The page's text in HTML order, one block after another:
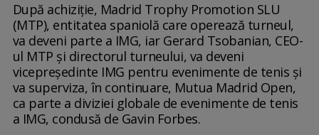
După achiziție, Madrid Trophy Promotion SLU
(MTP), entitatea spaniolă care operează turneul,
va deveni parte a IMG, iar Gerard Tsobanian, CEO-
ul MTP și directorul turneului, va deveni
vicepreședinte IMG pentru evenimente de tenis și
va superviza, în continuare, Mutua Madrid Open,
ca parte a diviziei globale de evenimente de tenis
a IMG, condusă de Gavin Forbes.